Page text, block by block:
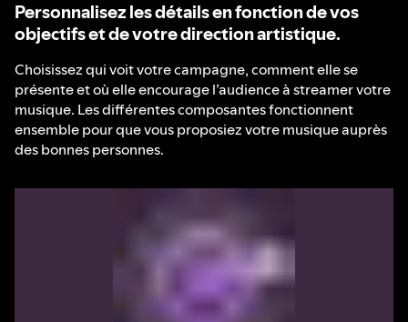
Personnalisez les détails en fonction de vos
objectifs et de votre direction artistique.
Choisissez qui voit votre campagne, comment elle se
présente et où elle encourage l’audience à streamer votre
musique. Les différentes composantes fonctionnent
ensemble pour que vous proposiez votre musique auprès
des bonnes personnes.